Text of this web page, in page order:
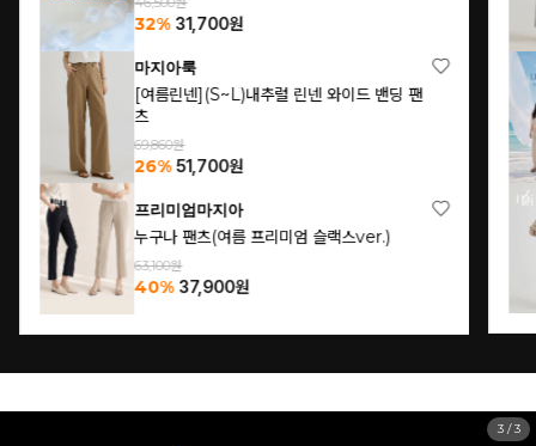
32% 31,700원
마지아룩
[여름린넨](S~L)내추럴 린넨 와이드 밴딩 팬
츠
69,860원
26% 51,700원
프리미엄마지아
누구나 팬츠(여름 프리미엄 슬랙스ver.)
63,100원
40% 37,900원
1/3